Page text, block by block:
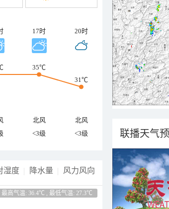
17时 20时
35℃
31℃
北风
北风
<3级 <3级
湿度 降水量 风力风向
最高气温: 36.4℃ , 最低气温: 27.3℃
联播天气